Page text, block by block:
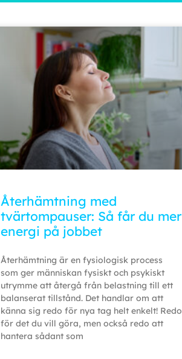
Återhämtning med
tvärtompauser: Så får du mer
energi på jobbet
Återhämtning är en fysiologisk process
som ger människan fysiskt och psykiskt
utrymme att återgå från belastning till ett
balanserat tillstånd. Det handlar om att
känna sig redo för nya tag helt enkelt! Redo
för det du vill göra, men också redo att
hantera sådant som